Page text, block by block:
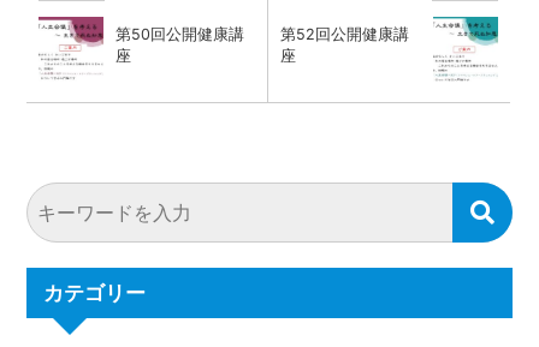
第50回公開健康講
座
第52回公開健康講
座
カテゴリー